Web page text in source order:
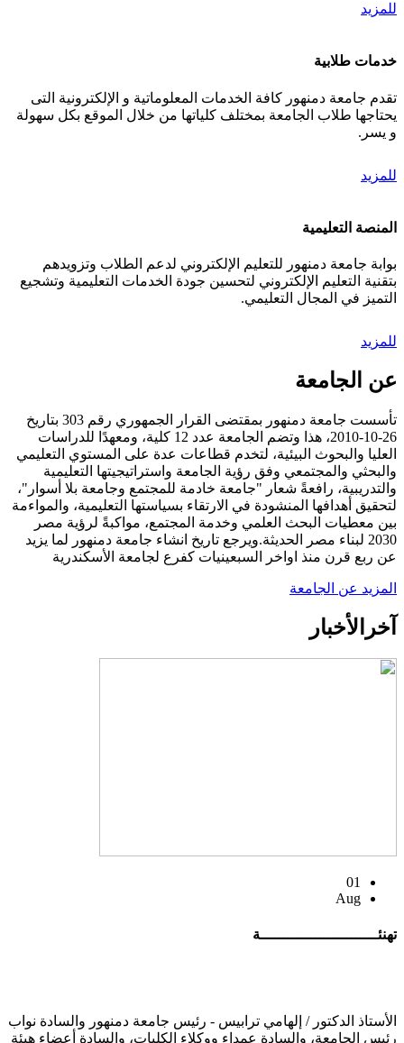
للمزيد
خدمات طلابية
تقدم جامعة دمنهور كافة الخدمات المعلوماتية و الإلكترونية التى
يحتاجها طلاب الجامعة بمختلف كلياتها من خلال الموقع بكل سهولة
و يسر.
للمزيد
المنصة التعليمية
بوابة جامعة دمنهور للتعليم الإلكتروني لدعم الطلاب وتزويدهم
بتقنية التعليم الإلكتروني لتحسين جودة الخدمات التعليمية وتشجيع
التميز في المجال التعليمي.
للمزيد
عن الجامعة
تأسست جامعة دمنهور بمقتضى القرار الجمهوري رقم 303 بتاريخ
26-10-2010، هذا وتضم الجامعة عدد 12 كلية، ومعهدًا للدراسات
العليا والبحوث البيئية، لتخدم قطاعات عدة على المستوي التعليمي
والبحثي والمجتمعي وفق رؤية الجامعة واستراتيجيتها التعليمية
والتدريبية، رافعةً شعار "جامعة خادمة للمجتمع وجامعة بلا أسوار"،
لتحقيق أهدافها المنشودة في الارتقاء بسياستها التعليمية، والمواءمة
بين معطيات البحث العلمي وخدمة المجتمع، مواكبةً لرؤية مصر
2030 لبناء مصر الحديثة.ويرجع تاريخ انشاء جامعة دمنهور لما يزيد
عن ربع قرن منذ اواخر السبعينيات كفرع لجامعة الأسكندرية
المزيد عن الجامعة
آخر الأخبار
01
Aug
تهنئــــــــــــــــــــــــــة
الأستاذ الدكتور / إلهامي ترابيس - رئيس جامعة دمنهور والسادة نواب
رئيس الجامعة، والسادة عمداء ووكلاء الكليات، والسادة أعضاء هيئة